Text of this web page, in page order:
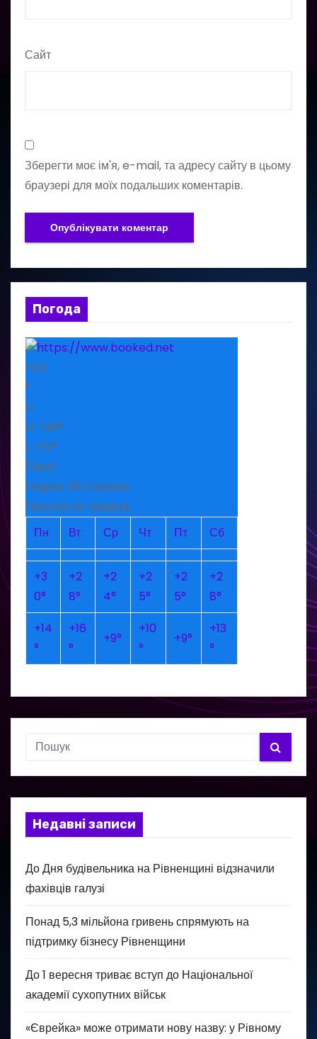
Сайт
Зберегти моє ім'я, e-mail, та адресу сайту в цьому
браузері для моїх подальших коментарів.
Погода
+24
°
C
H: +26°
L: +12°
Рівне
Неділя, 09 Серпень
Прогноз на тиждень
Пн
Вт Ср Чт Пт Сб
+3
0°
+2
8°
+2
4°
+2
5°
+2
5°
+2
8°
+14
°
+16
°
+9°
+10
°
+9°
+13
°
Недавні записи
До Дня будівельника на Рівненщині відзначили
фахівців галузі
Понад 5,3 мільйона гривень спрямують на
підтримку бізнесу Рівненщини
До 1 вересня триває вступ до Національної
академії сухопутних військ
«Єврейка» може отримати нову назву: у Рівному